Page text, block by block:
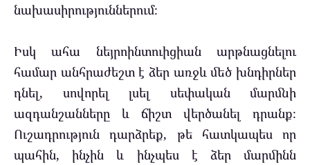
նախասիրություններում։
Իսկ ահա նեյրոինտուիցիան արթնացնելու
համար անհրաժեշտ է ձեր առջև մեծ խնդիրներ
դնել, սովորել լսել սեփական մարմնի
ազդանշանները և ճիշտ վերծանել դրանք։
Ուշադրություն դարձրեք, թե հատկապես որ
պահին, ինչին և ինչպես է ձեր մարմինն